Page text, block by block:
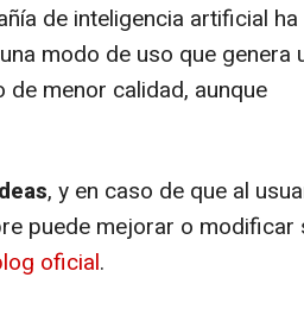
de inteligencia artificial ha
modo de uso que genera
menor calidad, aunque
, y en caso de que al
puede mejorar o modificar
oficial.